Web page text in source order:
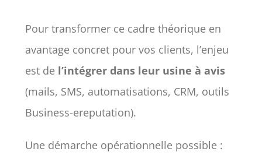
Pour transformer ce cadre théorique en
avantage concret pour vos clients, l’enjeu
est de l’intégrer dans leur usine à avis
(mails, SMS, automatisations, CRM, outils
Business-ereputation).
Une démarche opérationnelle possible :